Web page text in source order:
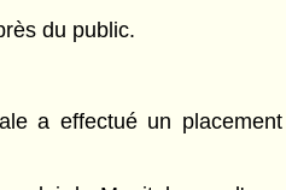
du public.
a effectué un